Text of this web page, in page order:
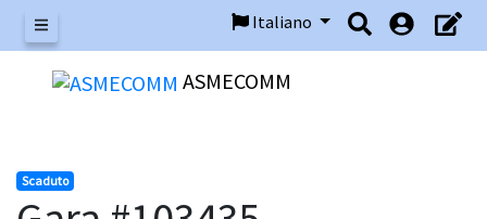
Menu
Italiano
ASMECOMM
Scaduto